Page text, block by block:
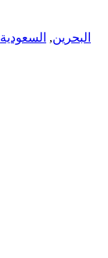
البحرين, السعودية